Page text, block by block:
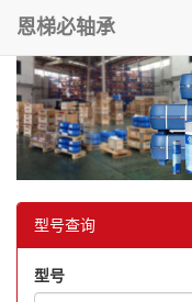
恩梯必轴承
型号查询
型号